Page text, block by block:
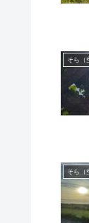
そら（
そら（